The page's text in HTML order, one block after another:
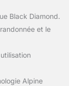
Black Diamond.
et le
Alpine